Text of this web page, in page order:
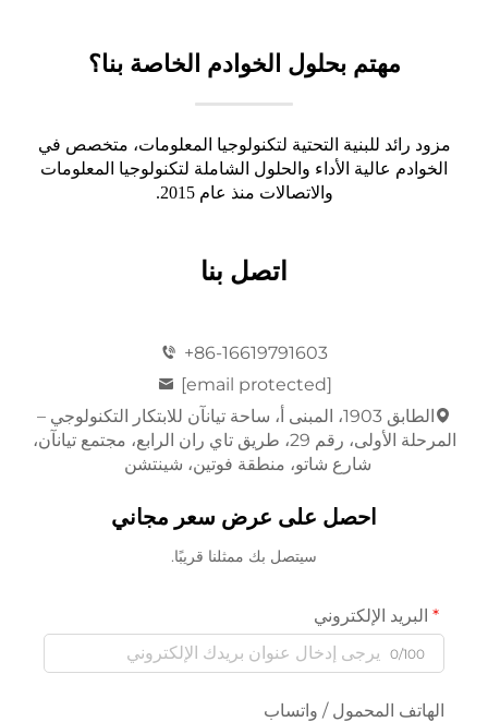
مهتم بحلول الخوادم الخاصة بنا؟
مزود رائد للبنية التحتية لتكنولوجيا المعلومات، متخصص في
الخوادم عالية الأداء والحلول الشاملة لتكنولوجيا المعلومات
والاتصالات منذ عام 2015.
اتصل بنا
+86-16619791603
[email protected]
الطابق 1903، المبنى أ، ساحة تيانآن للابتكار التكنولوجي –
المرحلة الأولى، رقم 29، طريق تاي ران الرابع، مجتمع تيانآن،
شارع شاتو، منطقة فوتين، شينتشن
احصل على عرض سعر مجاني
سيتصل بك ممثلنا قريبًا.
البريد الإلكتروني
0/100
الهاتف المحمول / واتساب